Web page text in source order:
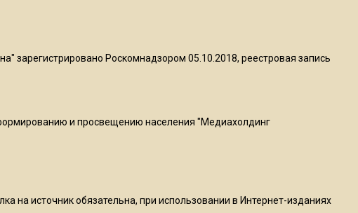
В Подмосковье прекратили
цехах
зарегистрировано Роскомнадзором 05.10.2018, реестровая запись
и просвещению населения "Медиахолдинг
на источник обязательна, при использовании в Интернет-изданиях